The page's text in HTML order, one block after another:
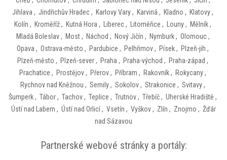
Jihlava , Jindřichův Hradec, Karlovy Vary, Karviná , Kladno , Klatovy,
Kolín , Kroměříž, Kutná Hora , Liberec, Litoměřice , Louny, Mělník,
Mladá Boleslav, Most, Náchod , Nový Jičín , Nymburk, Olomouc,
Opava , Ostrava-město , Pardubice , Pelhřimov, Písek, Plzeň-jih ,
Plzeň-město , Plzeň-sever, Praha , Praha-východ , Praha-západ ,
Prachatice , Prostějov, Přerov, Příbram , Rakovník, Rokycany,
Rychnov nad Kněžnou , Semily, Sokolov, Strakonice , Svitavy,
Šumperk, Tábor, Tachov, Teplice , Trutnov, Třebíč, Uherské Hradiště ,
Ústí nad Labem , Ústí nad Orlicí, Vsetín , Vyškov, Zlín , Znojmo , Žďár
nad Sázavou
Partnerské webové stránky a portály: